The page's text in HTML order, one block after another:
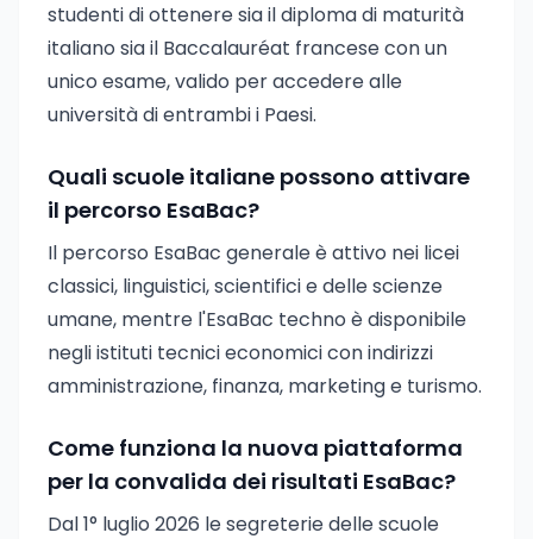
studenti di ottenere sia il diploma di maturità
italiano sia il Baccalauréat francese con un
unico esame, valido per accedere alle
università di entrambi i Paesi.
Quali scuole italiane possono attivare
il percorso EsaBac?
Il percorso EsaBac generale è attivo nei licei
classici, linguistici, scientifici e delle scienze
umane, mentre l'EsaBac techno è disponibile
negli istituti tecnici economici con indirizzi
amministrazione, finanza, marketing e turismo.
Come funziona la nuova piattaforma
per la convalida dei risultati EsaBac?
Dal 1° luglio 2026 le segreterie delle scuole